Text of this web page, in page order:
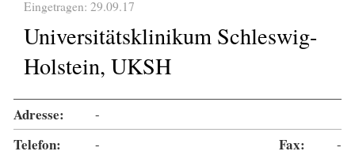
Eingetragen: 29.09.17
Universitätsklinikum Schleswig-
Holstein, UKSH
Adresse: -
Telefon: - Fax: -